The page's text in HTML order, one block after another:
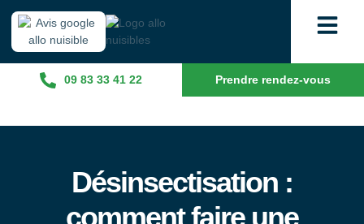
09 83 33 41 22 Prendre rendez-vous
Désinsectisation :
comment faire une